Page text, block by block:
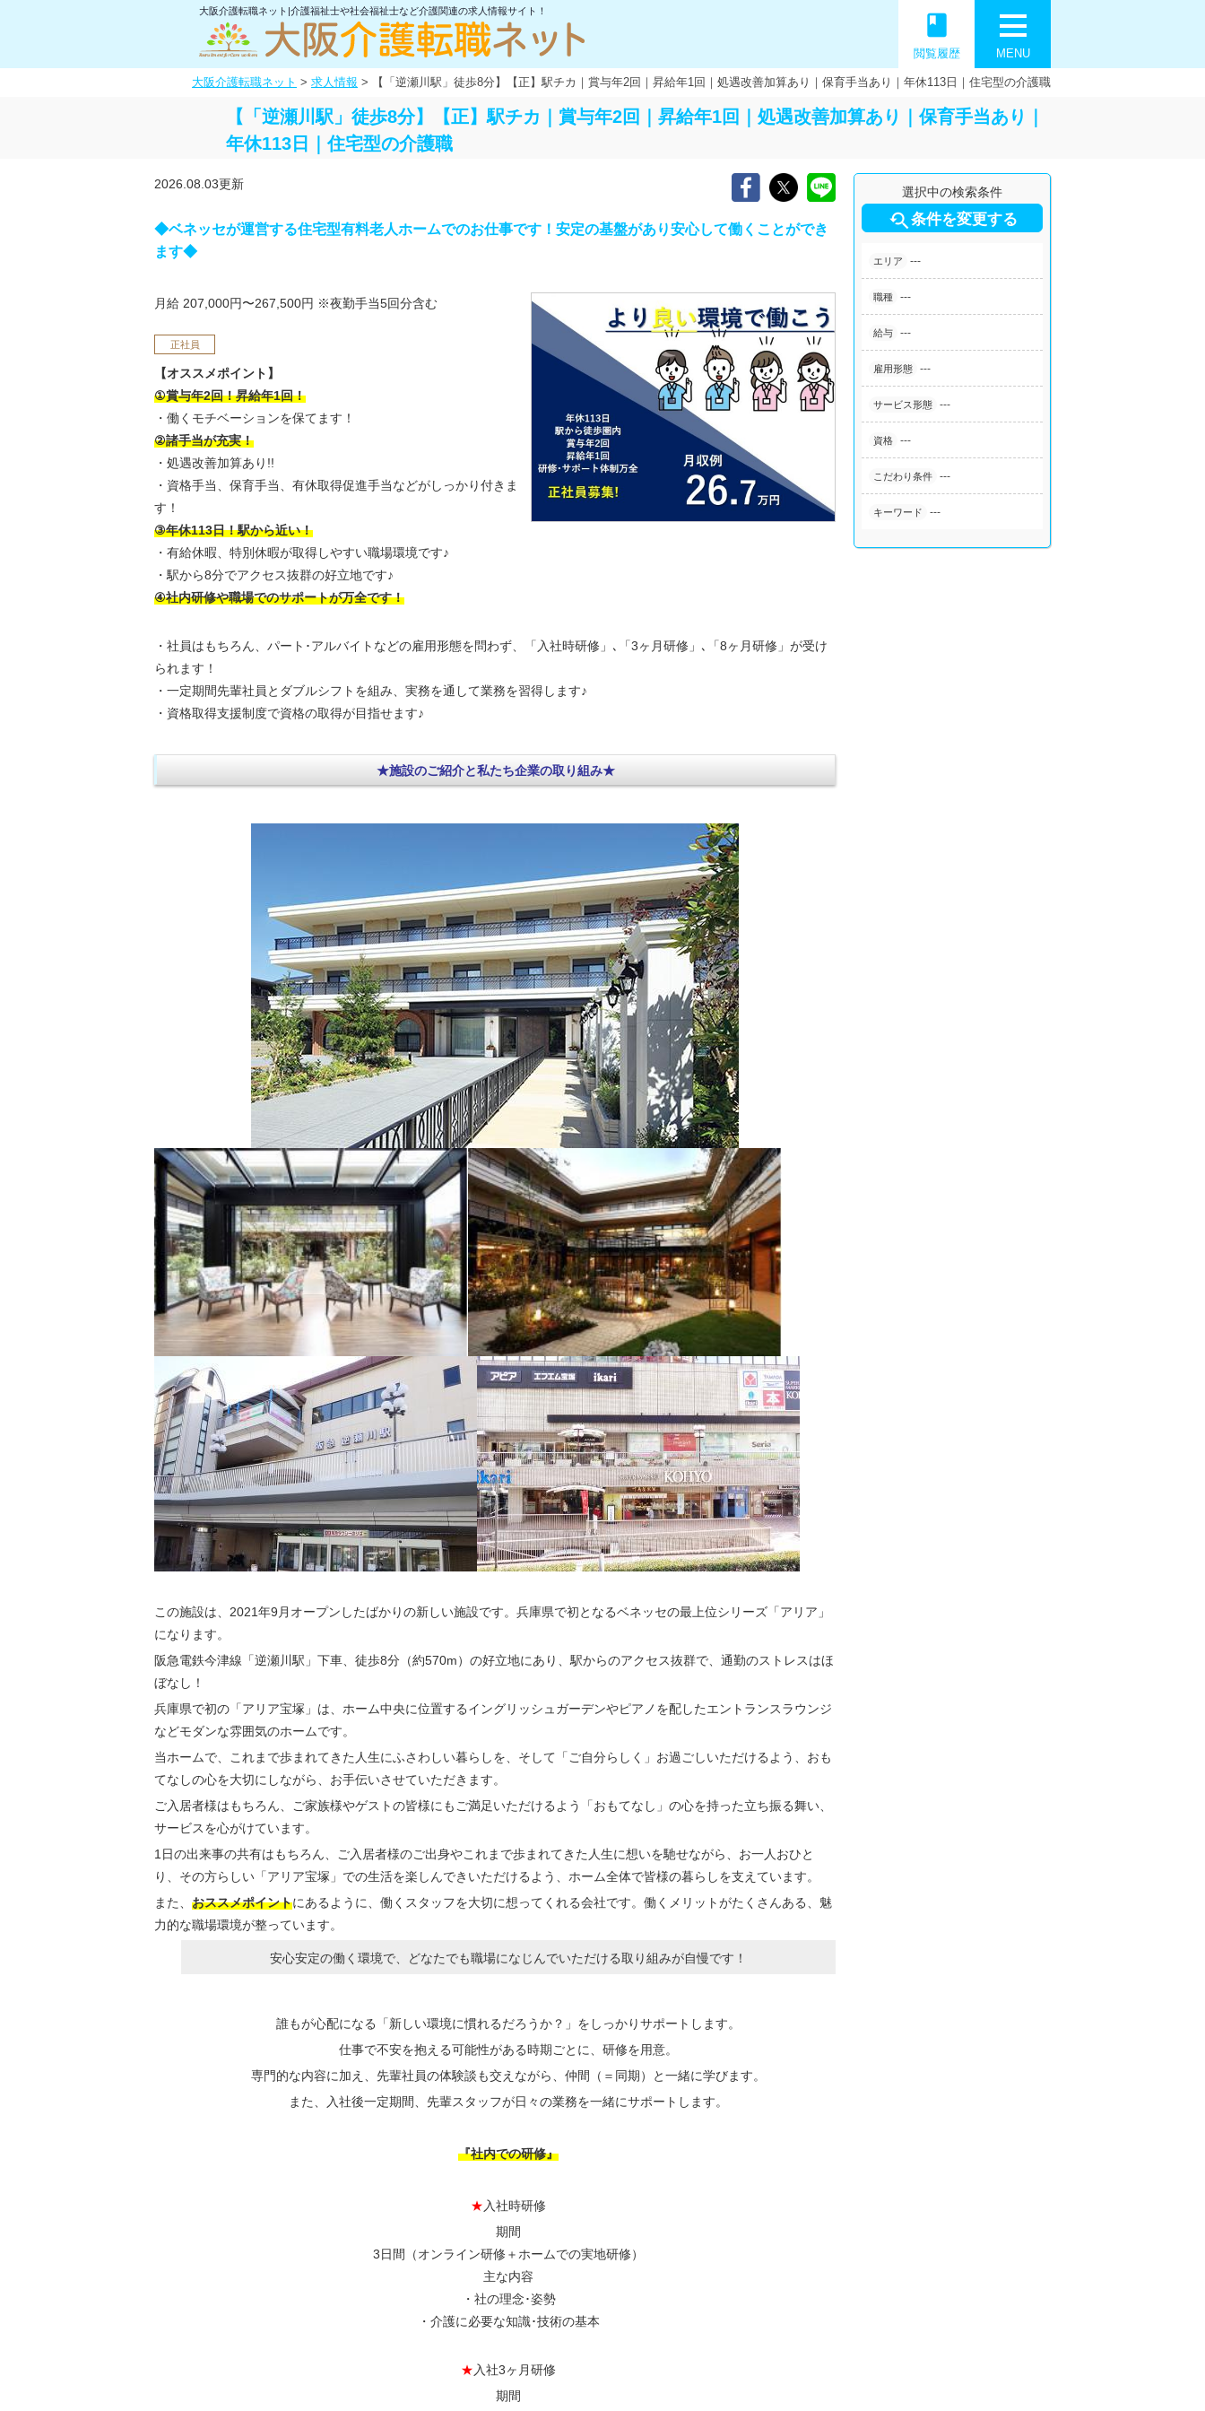
大阪介護転職ネット|介護福祉士や社会福祉士など介護関連の求人情報サイト！
MENU
book
閲覧履歴
大阪介護転職ネット > 求人情報 > 【「逆瀬川駅」徒歩8分】【正】駅チカ｜賞与年2回｜昇給年1回｜処遇改善加算あり｜保育手当あり｜年休113日｜住宅型の介護職
【「逆瀬川駅」徒歩8分】【正】駅チカ｜賞与年2回｜昇給年1回｜処遇改善加算あり｜保育手当あり｜
年休113日｜住宅型の介護職
選択中の検索条件
条件を変更する
エリア ---
職種 ---
給与 ---
雇用形態 ---
サービス形態 ---
資格 ---
こだわり条件 ---
キーワード ---
2026.08.03更新
◆ベネッセが運営する住宅型有料老人ホームでのお仕事です！安定の基盤があり安心して働くことができ
ます◆
月給 207,000円〜267,500円 ※夜勤手当5回分含む
正社員
【オススメポイント】
①賞与年2回！昇給年1回！
・働くモチベーションを保てます！
②諸手当が充実！
・処遇改善加算あり!!
・資格手当、保育手当、有休取得促進手当などがしっかり付きま
す！
③年休113日！駅から近い！
・有給休暇、特別休暇が取得しやすい職場環境です♪
・駅から8分でアクセス抜群の好立地です♪
④社内研修や職場でのサポートが万全です！
・社員はもちろん、パート･アルバイトなどの雇用形態を問わず、
「入社時研修」､「3ヶ月研修」､「8ヶ月研修」が受け
られます！
・一定期間先輩社員とダブルシフトを組み、実務を通して業務を習得します♪
・資格取得支援制度で資格の取得が目指せます♪
★施設のご紹介と私たち企業の取り組み★
この施設は、2021年9月オープンしたばかりの新しい施設です。兵庫県で初となるベネッセの最上位シリーズ「アリア」
になります。
阪急電鉄今津線「逆瀬川駅」下車、徒歩8分（約570m）の好立地にあり、駅からのアクセス抜群で、通勤のストレスはほ
ぼなし！
兵庫県で初の「アリア宝塚」は、ホーム中央に位置するイングリッシュガーデンやピアノを配したエントランスラウンジ
などモダンな雰囲気のホームです。
当ホームで、これまで歩まれてきた人生にふさわしい暮らしを、そして「ご自分らしく」お過ごしいただけるよう、おも
てなしの心を大切にしながら、お手伝いさせていただきます。
ご入居者様はもちろん、ご家族様やゲストの皆様にもご満足いただけるよう「おもてなし」の心を持った立ち振る舞い、
サービスを心がけています。
1日の出来事の共有はもちろん、ご入居者様のご出身やこれまで歩まれてきた人生に想いを馳せながら、お一人おひと
り、その方らしい「アリア宝塚」での生活を楽しんできいただけるよう、ホーム全体で皆様の暮らしを支えています。
また、 おススメポイントにあるように、働くスタッフを大切に想ってくれる会社です。働くメリットがたくさんある、魅
力的な職場環境が整っています。
安心安定の働く環境で、どなたでも職場になじんでいただける取り組みが自慢です！
誰もが心配になる 「新しい環境に慣れるだろうか？」 をしっかりサポートします。
仕事で不安を抱える可能性がある時期ごとに、研修を用意。
専門的な内容に加え、先輩社員の体験談も交えながら、仲間（＝同期）と一緒に学びます。
また、入社後一定期間、先輩スタッフが日々の業務を一緒にサポートします。
『社内での研修』
★ 入社時研修
期間
3日間（オンライン研修＋ホームでの実地研修）
主な内容
・社の理念･姿勢
・介護に必要な知識･技術の基本
★ 入社3ヶ月研修
期間